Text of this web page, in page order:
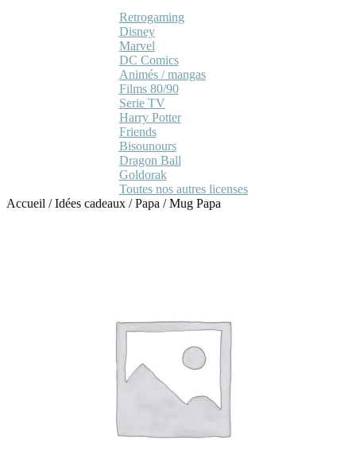
Retrogaming
Disney
Marvel
DC Comics
Animés / mangas
Films 80/90
Serie TV
Harry Potter
Friends
Bisounours
Dragon Ball
Goldorak
Toutes nos autres licenses
Accueil /Idées cadeaux /Papa /Mug Papa